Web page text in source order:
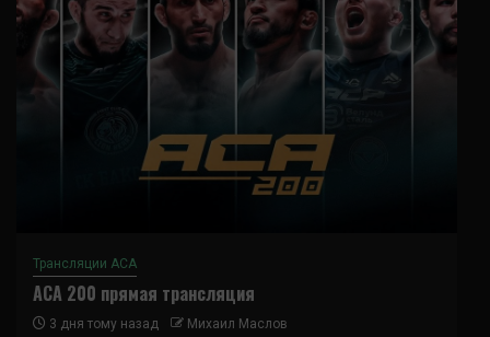
Трансляции ACA
ACA 200 прямая трансляция
3 дня тому назад Михаил Маслов